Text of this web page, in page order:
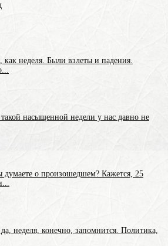
неделя. Были взлеты и падения.
насыщенной недели у нас давно не
о произошедшем? Кажется, 25
неделя, конечно, запомнится. Политика,